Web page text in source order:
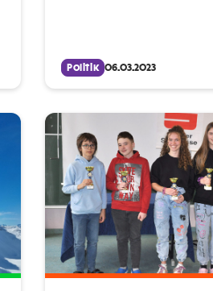
Politik 06.03.2023